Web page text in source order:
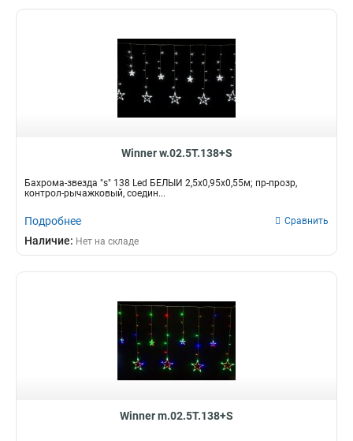
Winner w.02.5Т.138+S
Бахрома-звезда "s" 138 Led БЕЛЫЙ 2,5х0,95х0,55м; пр-прозр,
контрол-рычажковый, соедин...
Подробнее Сравнить
Наличие: Нет на складе
Winner m.02.5T.138+S